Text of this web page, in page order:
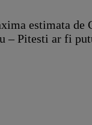
estimata de
– Pitesti ar fi